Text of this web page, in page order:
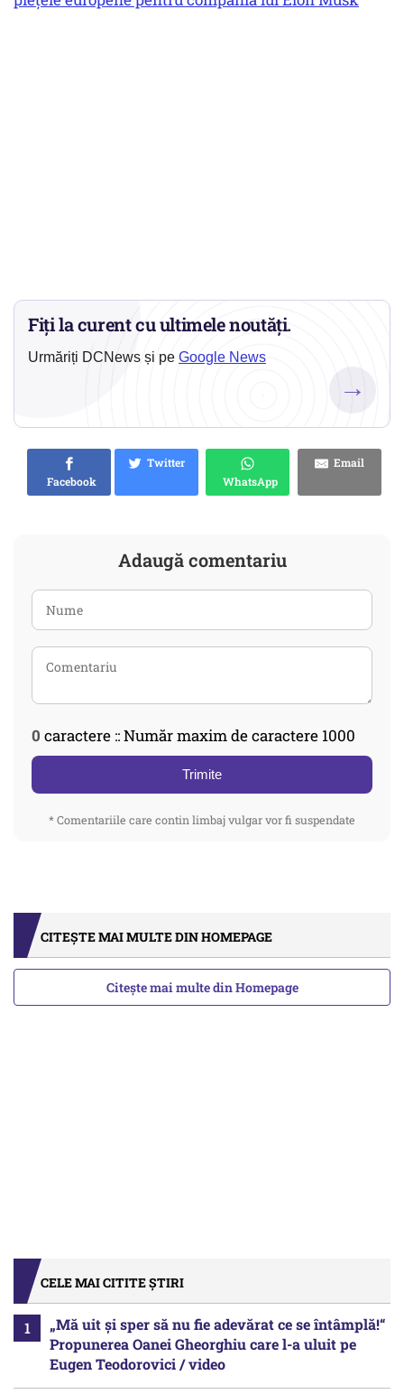
Fiți la curent cu ultimele noutăți.
Urmăriți DCNews și pe Google News
→
Facebook
Twitter
WhatsApp
Email
Adaugă comentariu
0 caractere :: Număr maxim de caractere 1000
Trimite
* Comentariile care contin limbaj vulgar vor fi suspendate
CITEȘTE MAI MULTE DIN HOMEPAGE
Citește mai multe din Homepage
CELE MAI CITITE ȘTIRI
„Mă uit și sper să nu fie adevărat ce se întâmplă!“
Propunerea Oanei Gheorghiu care l-a uluit pe
Eugen Teodorovici / video